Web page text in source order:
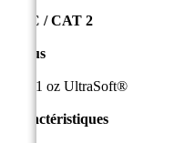
HRC / CAT 2
Tissus
11 oz UltraSoft®
Caractéristiques